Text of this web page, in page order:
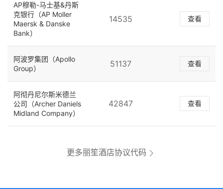
AP穆勒-马士基&丹斯
克银行（AP Moller
Maersk & Danske
Bank）
14535 查看
阿波罗集团（Apollo
Group）
51137 查看
阿彻丹尼尔斯米德兰
公司（Archer Daniels
Midland Company）
42847 查看
更多丽笙酒店协议代码